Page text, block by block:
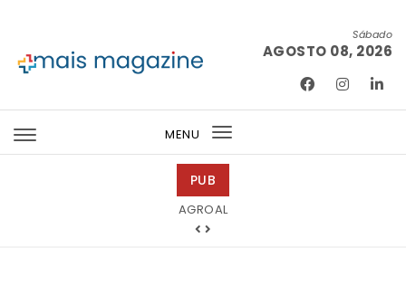
Sábado
AGOSTO 08, 2026
MENU
Toggle
PUB
Tintas 2000